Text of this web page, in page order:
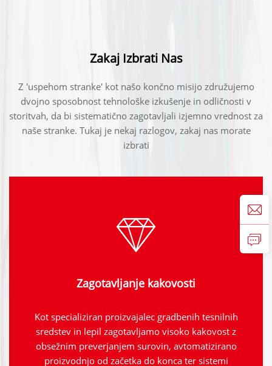
Zakaj Izbrati Nas
Z 'uspehom stranke' kot našo končno misijo združujemo
dvojno sposobnost tehnološke izkušenje in odličnosti v
storitvah, da bi sistematično zagotavljali izjemno vrednost za
naše stranke. Tukaj je nekaj razlogov, zakaj nas morate
izbrati
Zagotavljanje kakovosti
Kot specializiran proizvajalec gradbenih tesnilnih
sredstev in lepil zagotavljamo visoko kakovost z
obsežnim preverjanjem surovin, avtomatizirano
proizvodnjo od začetka do konca ter sistemi